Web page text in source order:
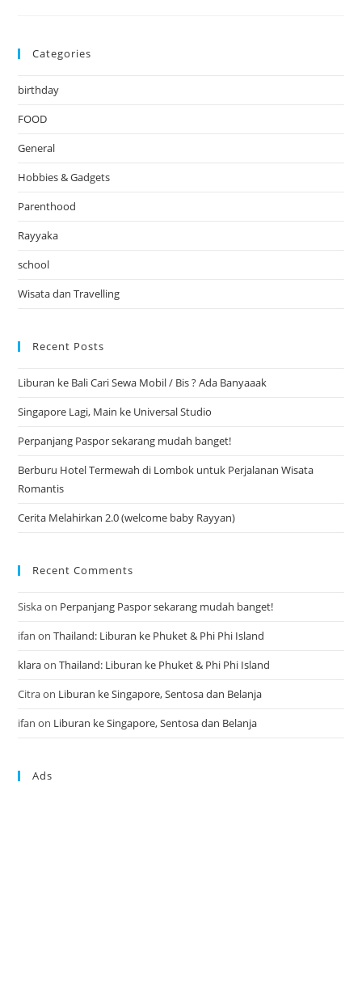
Categories
birthday
FOOD
General
Hobbies & Gadgets
Parenthood
Rayyaka
school
Wisata dan Travelling
Recent Posts
Liburan ke Bali Cari Sewa Mobil / Bis ? Ada Banyaaak
Singapore Lagi, Main ke Universal Studio
Perpanjang Paspor sekarang mudah banget!
Berburu Hotel Termewah di Lombok untuk Perjalanan Wisata
Romantis
Cerita Melahirkan 2.0 (welcome baby Rayyan)
Recent Comments
Siskaon Perpanjang Paspor sekarang mudah banget!
ifan onThailand: Liburan ke Phuket & Phi Phi Island
klaraonThailand: Liburan ke Phuket & Phi Phi Island
Citraon Liburan ke Singapore, Sentosa dan Belanja
ifan on Liburan ke Singapore, Sentosa dan Belanja
Ads